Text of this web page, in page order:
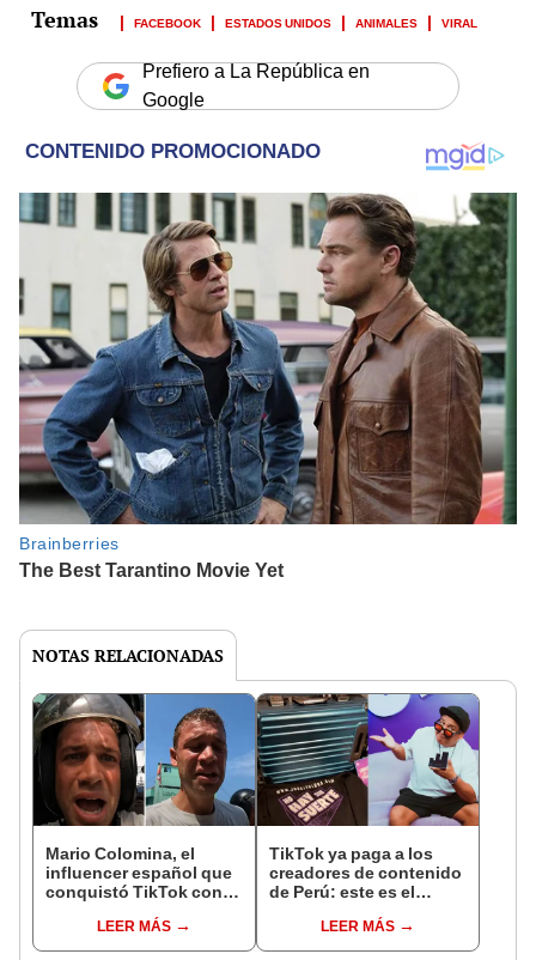
FACEBOOK ESTADOS UNIDOS ANIMALES VIRAL
Prefiero a La República en
Google
NOTAS RELACIONADAS
Mario Colomina, el
influencer español que
conquistó TikTok con
"Mi amor nació por la
gastronomía"
LEER MÁS
TikTok ya paga a los
creadores de contenido
de Perú: este es el
llegar a cobrar por 1.000
vistas
LEER MÁS